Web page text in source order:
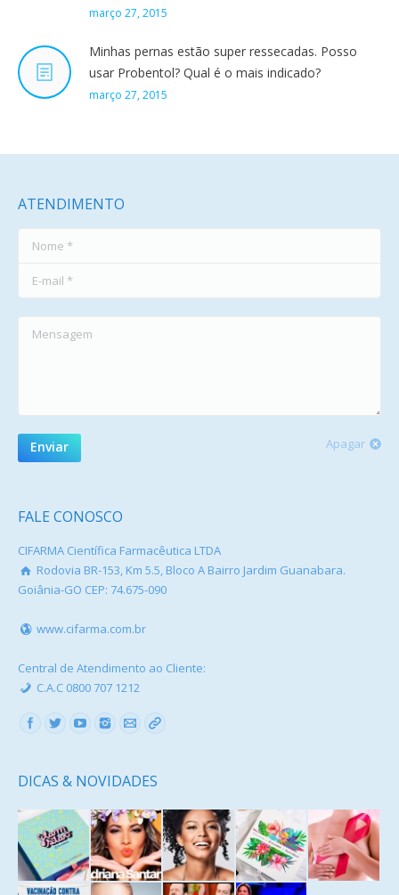
março 27, 2015
Minhas pernas estão super ressecadas. Posso
usar Probentol? Qual é o mais indicado?
março 27, 2015
ATENDIMENTO
Nome *
Mensagem
Enviar Apagar
FALE CONOSCO
CIFARMA Científica Farmacêutica LTDA
Rodovia BR-153, Km 5.5, Bloco A Bairro Jardim Guanabara.
Goiânia-GO CEP: 74.675-090
www.cifarma.com.br
Central de Atendimento ao Cliente:
C.A.C 0800 707 1212
Find us on:
DICAS & NOVIDADES